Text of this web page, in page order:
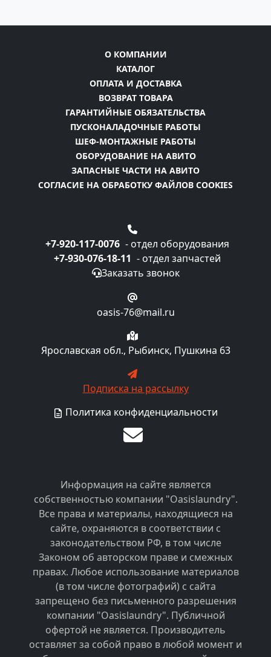
О КОМПАНИИ
КАТАЛОГ
ОПЛАТА И ДОСТАВКА
ВОЗВРАТ ТОВАРА
ГАРАНТИЙНЫЕ ОБЯЗАТЕЛЬСТВА
ПУСКОНАЛАДОЧНЫЕ РАБОТЫ
ШЕФ-МОНТАЖНЫЕ РАБОТЫ
ОБОРУДОВАНИЕ НА АВИТО
ЗАПАСНЫЕ ЧАСТИ НА АВИТО
СОГЛАСИЕ НА ОБРАБОТКУ ФАЙЛОВ COOKIES
+7-920-117-0076 - отдел оборудования
+7-930-076-18-11 - отдел запчастей
Заказать звонок
oasis-76@mail.ru
Ярославская обл., Рыбинск, Пушкина 63
Подписка на рассылку
Политика конфиденциальности
Информация на сайте является
собственностью компании "Oasislaundry".
Все права и материалы, находящиеся на
сайте, охраняются в соответствии с
законодательством РФ, в том числе
Законом об авторском праве и смежных
правах. Любое использование материалов
(в том числе фотографий) с сайта
запрещено без письменного разрешения
компании "Oasislaundry". Публичной
офертой не является. Производитель
оставляет за собой право в любой момент и